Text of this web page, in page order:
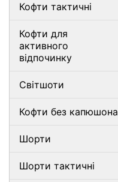
Кофти тактичні
Кофти для
активного
відпочинку
Світшоти
Кофти без капюшона
Шорти
Шорти тактичні